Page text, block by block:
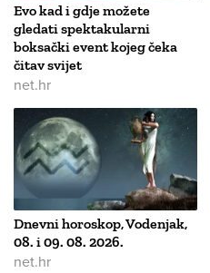
Evo kad i gdje možete
gledati spektakularni
boksački event kojeg čeka
čitav svijet
net.hr
Dnevni horoskop, Vodenjak,
08. i 09. 08. 2026.
net.hr